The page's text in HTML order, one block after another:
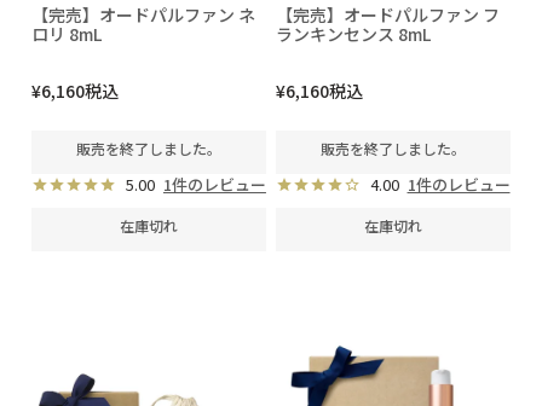
【完売】オードパルファン ネ
ロリ 8mL
¥6,160税込
販売を終了しました。
5.00 1件のレビュー
在庫切れ
【完売】オードパルファン フ
ランキンセンス 8mL
¥6,160税込
販売を終了しました。
4.00 1件のレビュー
在庫切れ